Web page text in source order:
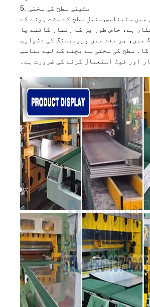
5. مشینی سطح کی سختی
میں سٹینلیس سٹیل سطح کے سخت ہونے کے
ہے، خاص طور پر کم رفتار کاٹنے یا
میں، جو بعد میں پروسیسنگ کی دشواری
سطح کی سختی سے بچنے کے لیے مناسب
اور فیڈ استعمال کرنے کی ضرورت ہے۔